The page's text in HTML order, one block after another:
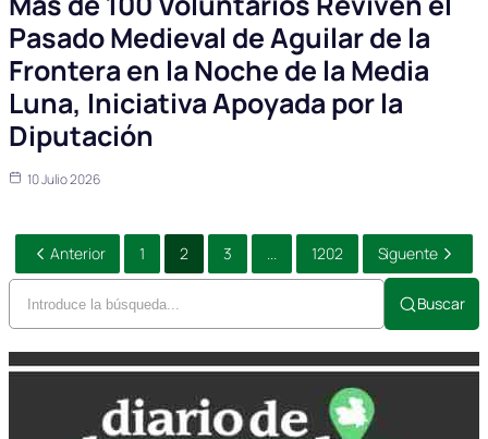
Pasado Medieval de Aguilar de la
Frontera en la Noche de la Media
Luna, Iniciativa Apoyada por la
Diputación
10 Julio 2026
Anterior 1 2 3 ... 1202 Siguente
Buscar